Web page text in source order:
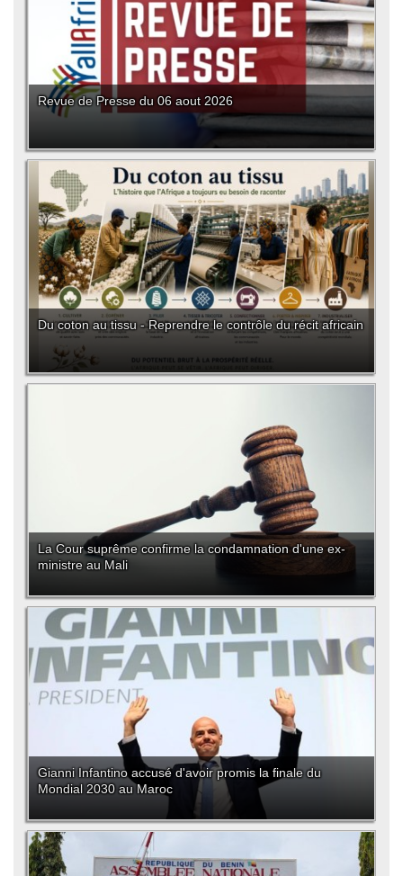
Revue de Presse du 06 aout 2026
Du coton au tissu - Reprendre le contrôle du récit africain
La Cour suprême confirme la condamnation d'une ex-
ministre au Mali
Gianni Infantino accusé d'avoir promis la finale du
Mondial 2030 au Maroc